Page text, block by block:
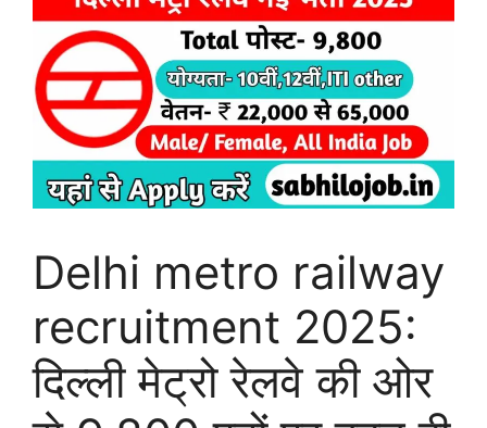
Delhi metro railway
recruitment 2025:
दिल्ली मेट्रो रेलवे की ओर